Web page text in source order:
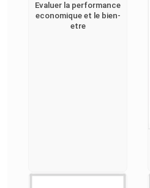
Evaluer la performance
economique et le bien-
etre